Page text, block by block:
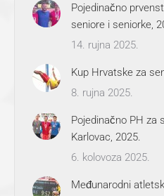
Pojedinačno
seniore i seniorke,
14. rujna 2025.
Kup Hrvatske za
8. rujna 2025.
Pojedinačno PH za
Karlovac, 2025.
6. kolovoza 2025.
Međunarodni